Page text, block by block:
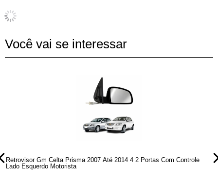
Você vai se interessar
Retrovisor Gm Celta Prisma 2007 Até 2014 4 2 Portas Com Controle
Lado Esquerdo Motorista